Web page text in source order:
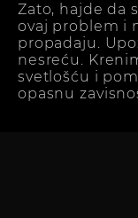
Zato, hajde da
ovaj problem i
propadaju.
nesreću.
svetlošću i
opasnu